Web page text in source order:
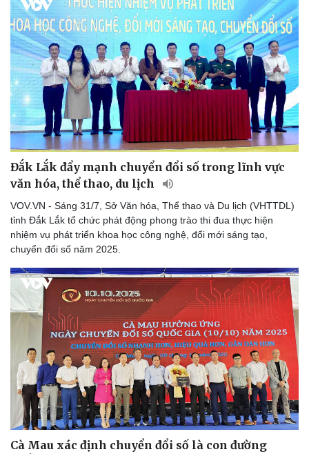
Đắk Lắk đẩy mạnh chuyển đổi số trong lĩnh vực
văn hóa, thể thao, du lịch
VOV.VN - Sáng 31/7, Sở Văn hóa, Thể thao và Du lịch (VHTTDL)
tỉnh Đắk Lắk tổ chức phát động phong trào thi đua thực hiện
nhiệm vụ phát triển khoa học công nghệ, đổi mới sáng tạo,
chuyển đổi số năm 2025.
Cà Mau xác định chuyển đổi số là con đường